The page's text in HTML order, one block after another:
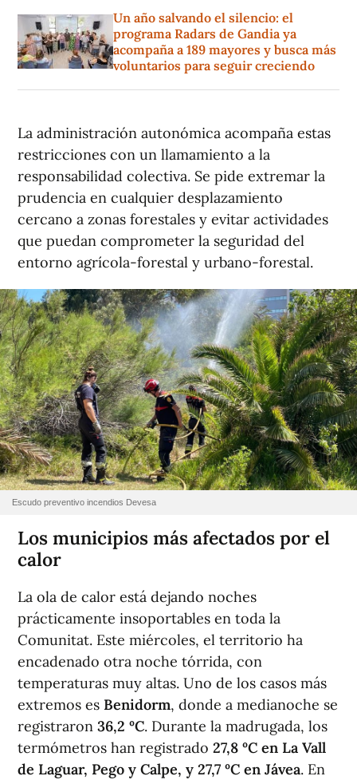
Un año salvando el silencio: el
programa Radars de Gandia ya
acompaña a 189 mayores y busca más
voluntarios para seguir creciendo
La administración autonómica acompaña estas
restricciones con un llamamiento a la
responsabilidad colectiva. Se pide extremar la
prudencia en cualquier desplazamiento
cercano a zonas forestales y evitar actividades
que puedan comprometer la seguridad del
entorno agrícola-forestal y urbano-forestal.
Escudo preventivo incendios Devesa
Los municipios más afectados por el
calor
La ola de calor está dejando noches
prácticamente insoportables en toda la
Comunitat. Este miércoles, el territorio ha
encadenado otra noche tórrida, con
temperaturas muy altas. Uno de los casos más
extremos es Benidorm, donde a medianoche se
registraron 36,2 ºC. Durante la madrugada, los
termómetros han registrado 27,8 ºC en La Vall
de Laguar, Pego y Calpe, y 27,7 ºC en Jávea. En